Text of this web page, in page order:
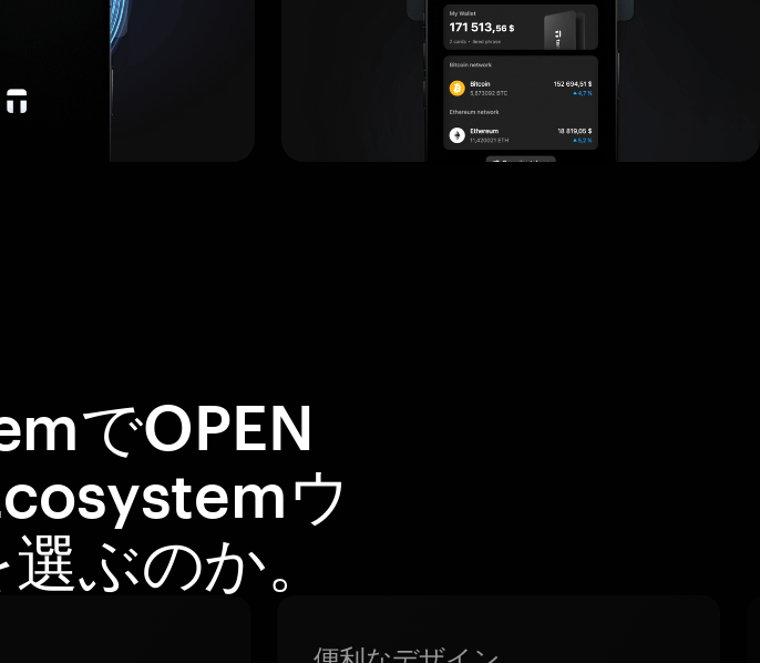
でOPEN
ウ
ぶのか。